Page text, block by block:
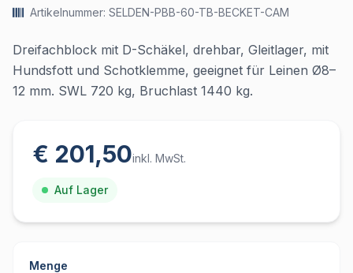
Artikelnummer: SELDEN-PBB-60-TB-BECKET-CAM
Dreifachblock mit D-Schäkel, drehbar, Gleitlager, mit
Hundsfott und Schotklemme, geeignet für Leinen Ø8–
12 mm. SWL 720 kg, Bruchlast 1440 kg.
€ 201,50inkl. MwSt.
Auf Lager
Menge